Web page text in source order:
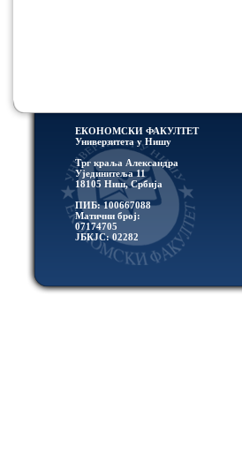
ЕКОНОМСКИ ФАКУЛТЕТ
Универзитетa у Нишу
Трг краља Александра
Ујединитеља 11
18105 Ниш, Србија
ПИБ: 100667088
Матични број:
07174705
ЈБКЈС: 02282